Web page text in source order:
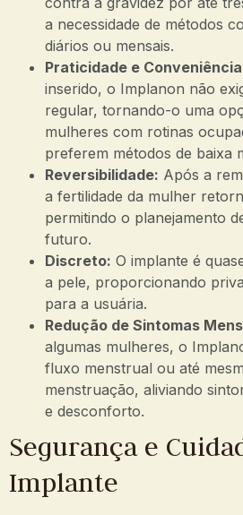
a necessidade de métodos
diários ou mensais.
Praticidade e
inserido, o Implanon não
regular, tornando-o uma
mulheres com rotinas
preferem métodos de baixa
Reversibilidade: Após a
a fertilidade da mulher
permitindo o planejamento
futuro.
Discreto: O implante é
a pele, proporcionando
para a usuária.
Redução de Sintomas
algumas mulheres, o
fluxo menstrual ou até
menstruação, aliviando
e desconforto.
Segurança e
Implante